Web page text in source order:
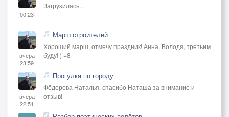
00:23
Загрузилась...
вчера
23:59
Марш строителей
Хороший марш, отмечу праздник! Анна, Володя, третьим
буду! ) +8
вчера
22:51
Прогулка по городу
Фёдорова Наталья, спасибо Наташа за внимание и
отзыв!